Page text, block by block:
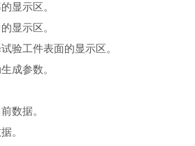
显示区。
显示区。
验工件表面的显示区。
成参数。
数据。
。